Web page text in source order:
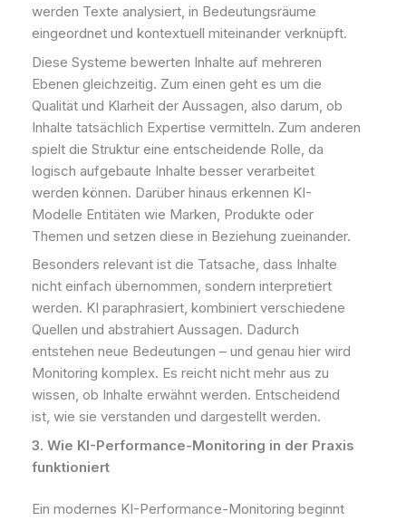
werden Texte analysiert, in Bedeutungsräume
eingeordnet und kontextuell miteinander verknüpft.
Diese Systeme bewerten Inhalte auf mehreren
Ebenen gleichzeitig. Zum einen geht es um die
Qualität und Klarheit der Aussagen, also darum, ob
Inhalte tatsächlich Expertise vermitteln. Zum anderen
spielt die Struktur eine entscheidende Rolle, da
logisch aufgebaute Inhalte besser verarbeitet
werden können. Darüber hinaus erkennen KI-
Modelle Entitäten wie Marken, Produkte oder
Themen und setzen diese in Beziehung zueinander.
Besonders relevant ist die Tatsache, dass Inhalte
nicht einfach übernommen, sondern interpretiert
werden. KI paraphrasiert, kombiniert verschiedene
Quellen und abstrahiert Aussagen. Dadurch
entstehen neue Bedeutungen – und genau hier wird
Monitoring komplex. Es reicht nicht mehr aus zu
wissen, ob Inhalte erwähnt werden. Entscheidend
ist, wie sie verstanden und dargestellt werden.
3. Wie KI-Performance-Monitoring in der Praxis
funktioniert
Ein modernes KI-Performance-Monitoring beginnt